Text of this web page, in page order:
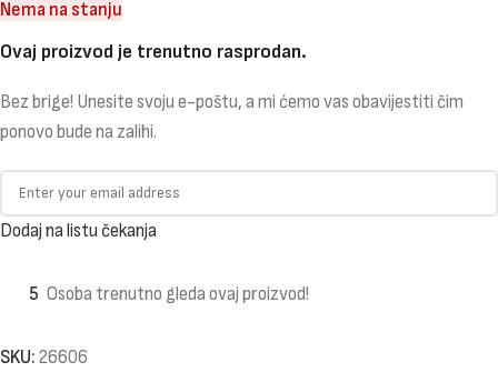
Nema na stanju
Ovaj proizvod je trenutno rasprodan.
Bez brige! Unesite svoju e-poštu, a mi ćemo vas obavijestiti čim
ponovo bude na zalihi.
Dodaj na listu čekanja
5 Osoba trenutno gleda ovaj proizvod!
SKU: 26606